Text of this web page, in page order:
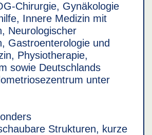
Chirurgie, Gynäkologie
Innere Medizin mit
Neurologischer
Gastroenterologie und
Physiotherapie,
sowie Deutschlands
unter
Strukturen, kurze